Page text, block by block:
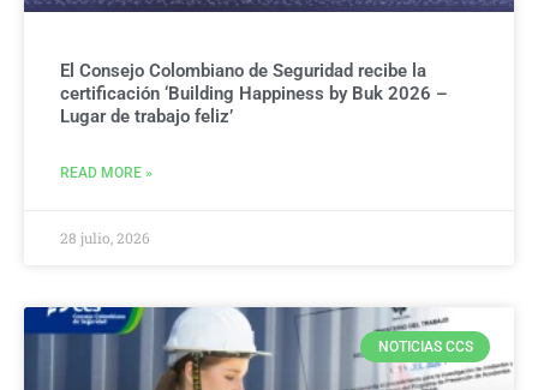
El Consejo Colombiano de Seguridad recibe la
certificación ‘Building Happiness by Buk 2026 –
Lugar de trabajo feliz’
READ MORE »
28 julio, 2026
NOTICIAS CCS